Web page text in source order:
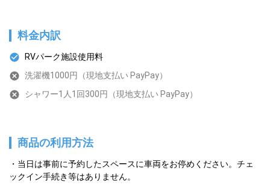
料金内訳
RVパーク施設使用料
洗濯機1000円（現地支払い PayPay）
シャワー1人1回300円（現地支払い PayPay）
商品の利用方法
当日は事前に予約したスペースに車両をお停めください。チェ
ックイン手続き等はありません。